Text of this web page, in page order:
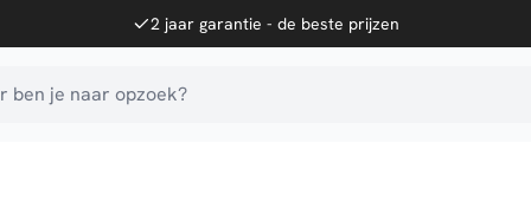
2 jaar garantie - de beste prijzen
ben je naar opzoek?